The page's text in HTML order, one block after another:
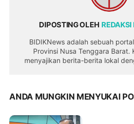
DIPOSTING OLEH
BIDIKNews adalah sebuah
Provinsi Nusa Tenggara Barat.
menyajikan berita-berita lokal
ANDA MUNGKIN MENYUKAI